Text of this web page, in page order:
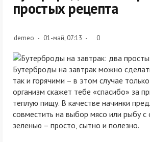
простых рецепта
demeo 01-май, 07:13 0
Бутерброды на завтрак можно
так и горячими – в этом случае
организм скажет тебе «спасибо» за
теплую пищу. В качестве начинки
совместить на выбор мясо или рыбу
зеленью – просто, сытно и полезно.